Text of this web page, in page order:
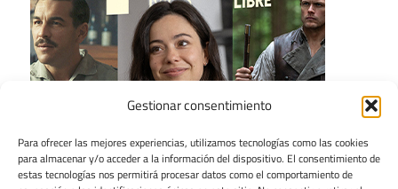
Gestionar consentimiento
Para ofrecer las mejores experiencias, utilizamos tecnologías como las cookies
para almacenar y/o acceder a la información del dispositivo. El consentimiento de
estas tecnologías nos permitirá procesar datos como el comportamiento de